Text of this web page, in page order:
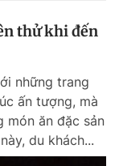
thử khi đến
những trang
ấn tượng, mà
món ăn đặc sản
du khách...